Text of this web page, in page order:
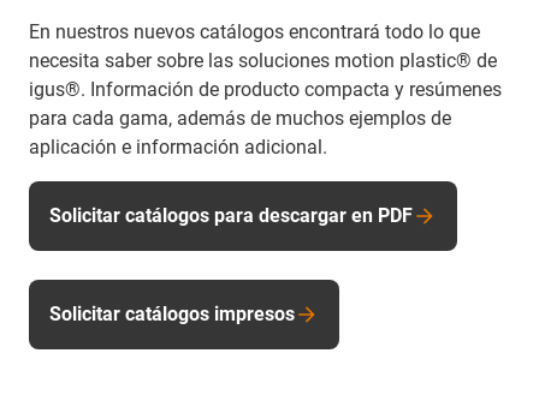
En nuestros nuevos catálogos encontrará todo lo que
necesita saber sobre las soluciones motion plastic® de
igus®. Información de producto compacta y resúmenes
para cada gama, además de muchos ejemplos de
aplicación e información adicional.
Solicitar catálogos para descargar en PDF
Solicitar catálogos impresos